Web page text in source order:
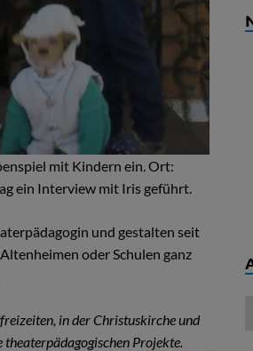
mit Kindern ein. Ort:
ein Interview mit Iris geführt.
und gestalten seit
oder Schulen ganz
in der Christuskirche und
Projekte.